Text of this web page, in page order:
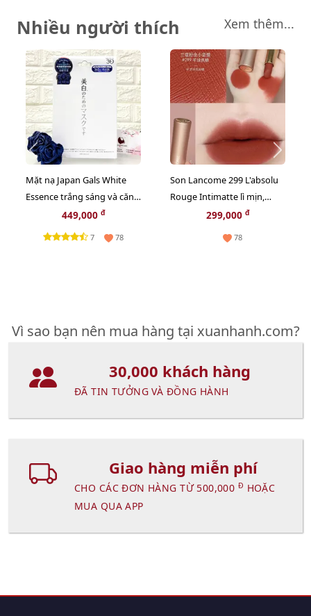
Nhiều người thích Xem thêm...
Mặt nạ Japan Gals White
Essence trắng sáng và căng
mọng da - 30pcs
449,000 đ
7 78
Son Lancome 299 L'absolu
Rouge Intimatte lì mịn,
French Cashmere cam đỏ
299,000 đ
78
Vì sao bạn nên mua hàng tại xuanhanh.com?
30,000 khách hàng
ĐÃ TIN TƯỞNG VÀ ĐỒNG HÀNH
Giao hàng miễn phí
CHO CÁC ĐƠN HÀNG TỪ 500,000 Đ HOẶC
MUA QUA APP